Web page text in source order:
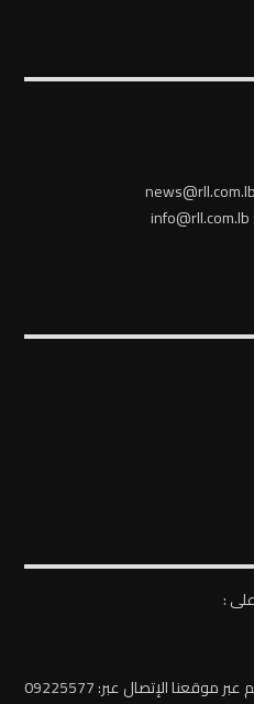
: info@rll.com.lb
على :
موقعنا الإتصال عبر: 09225577